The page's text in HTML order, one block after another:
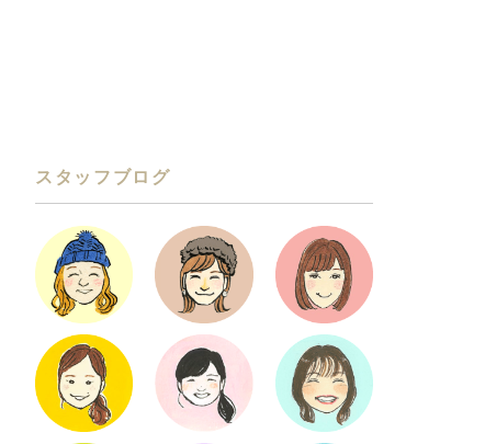
スタッフブログ